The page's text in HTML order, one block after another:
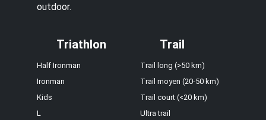
outdoor.
Triathlon
Half Ironman
Ironman
Kids
L
Trail
Trail long (>50 km)
Trail moyen (20-50 km)
Trail court (<20 km)
Ultra trail